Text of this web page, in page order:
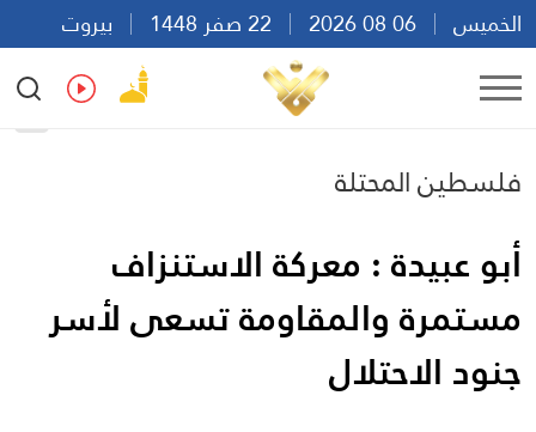
الخميس
بيروت
11:56
Ar
فلسطين المحتلة
أبو عبيدة : معركة الاستنزاف
مستمرة والمقاومة تسعى لأسر
جنود الاحتلال